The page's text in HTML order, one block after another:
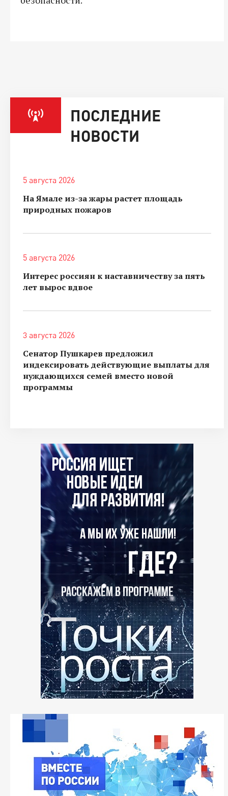
ПОСЛЕДНИЕ
НОВОСТИ
5 августа 2026
На Ямале из-за жары растет площадь
природных пожаров
5 августа 2026
Интерес россиян к наставничеству за пять
лет вырос вдвое
3 августа 2026
Сенатор Пушкарев предложил
индексировать действующие выплаты для
нуждающихся семей вместо новой
программы